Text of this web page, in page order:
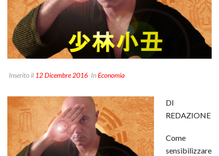
Inserito il 12 Dicembre 2016 InEconomia
DI
REDAZIONE
Come
sensibilizzare